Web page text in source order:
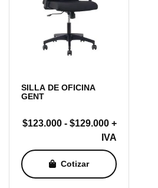
SILLA DE OFICINA
GENT
$123.000 - $129.000Rango
de
precios:
desde
$123.000
+
IVA
Cotizar